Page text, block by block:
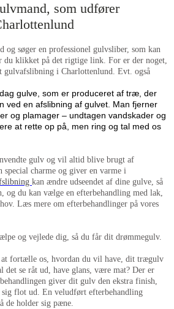
som udfører
og søger en professionel gulvsliber, som kan
du klikket på det rigtige link. For er der noget,
gulvafslibning i Charlottenlund. Evt. også
gulve, som er produceret af træ, der
ved en afslibning af gulvet. Man fjerner
og plamager – undtagen vandskader og
at rette op på, men ring og tal med os
gulv og vil altid blive brugt af
special charme og giver en varme i
kan ændre udseendet af dine gulve, så
og du kan vælge en efterbehandling med lak,
Læs mere om efterbehandlinger på vores
og vejlede dig, så du får dit drømmegulv.
at fortælle os, hvordan du vil have, dit trægulv
det se råt ud, have glans, være mat? Der er
giver dit gulv den ekstra finish,
flot ud. En veludført efterbehandling
de holder sig pæne.